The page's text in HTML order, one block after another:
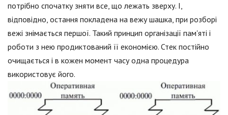
потрібно спочатку зняти все, що лежать зверху. І,
відповідно, остання покладена на вежу шашка, при розборі
вежі знімається першої. Такий принцип організації пам'яті і
роботи з нею продиктований її економією. Стек постійно
очищається і в кожен момент часу одна процедура
використовує його.